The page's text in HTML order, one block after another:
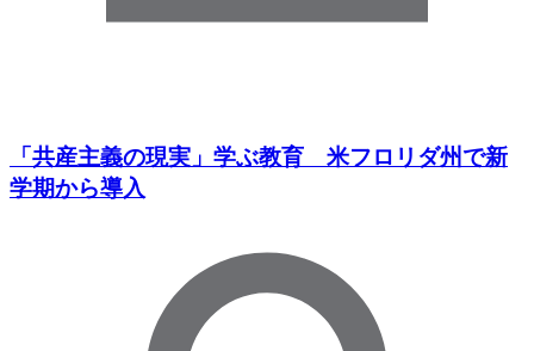
「共産主義の現実」学ぶ教育 米フロリダ州で新
学期から導入